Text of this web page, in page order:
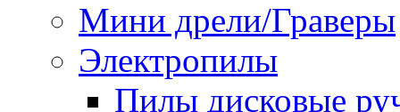
Мини дрели/Граверы
Электропилы
Пилы дисковые